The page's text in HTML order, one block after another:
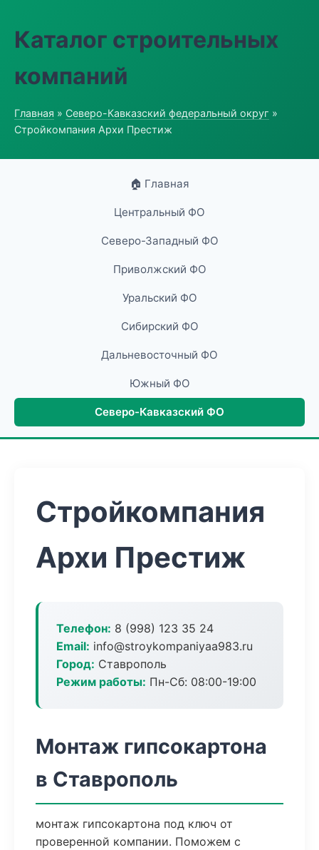
Каталог строительных
компаний
Главная » Северо-Кавказский федеральный округ »
Стройкомпания Архи Престиж
🏠 Главная
Центральный ФО
Северо-Западный ФО
Приволжский ФО
Уральский ФО
Сибирский ФО
Дальневосточный ФО
Южный ФО
Северо-Кавказский ФО
Стройкомпания
Архи Престиж
Телефон: 8 (998) 123 35 24
Email: info@stroykompaniyaa983.ru
Город: Ставрополь
Режим работы: Пн-Сб: 08:00-19:00
Монтаж гипсокартона
в Ставрополь
монтаж гипсокартона под ключ от
проверенной компании. Поможем с